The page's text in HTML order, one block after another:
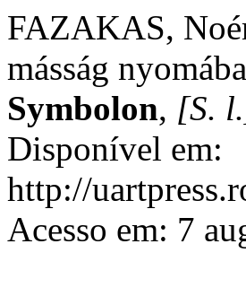
FAZAKAS,
másság
Symbolon, [S.
Disponível em:
http://
Acesso em: 7